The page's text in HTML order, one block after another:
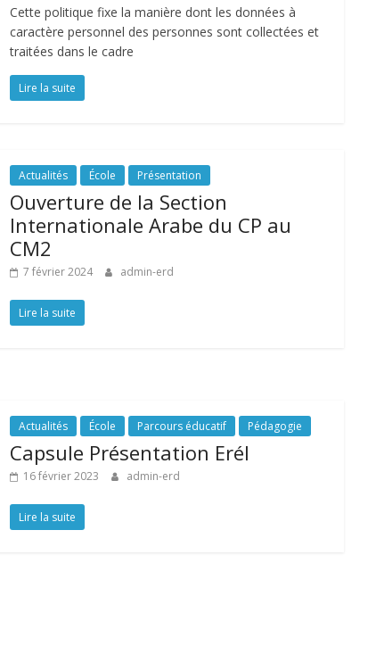
Cette politique fixe la manière dont les données à
caractère personnel des personnes sont collectées et
traitées dans le cadre
Lire la suite
Actualités École Présentation
Ouverture de la Section
Internationale Arabe du CP au
CM2
7 février 2024 admin-erd
Lire la suite
Actualités École Parcours éducatif Pédagogie
Capsule Présentation EréI
16 février 2023 admin-erd
Lire la suite